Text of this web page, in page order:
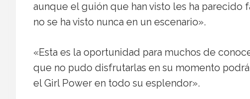
aunque el guión que han visto les ha parecido
no se ha visto nunca en un escenario».
«Esta es la oportunidad para muchos de
que no pudo disfrutarlas en su momento
el Girl Power en todo su esplendor».